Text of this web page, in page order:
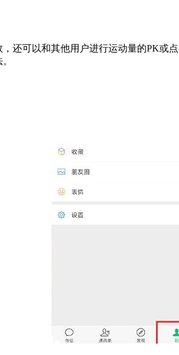
还可以和其他用户进行运动量的PK或